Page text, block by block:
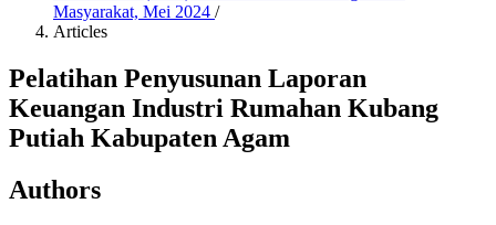
Masyarakat, Mei 2024 /
Articles
Pelatihan Penyusunan Laporan
Keuangan Industri Rumahan Kubang
Putiah Kabupaten Agam
Authors